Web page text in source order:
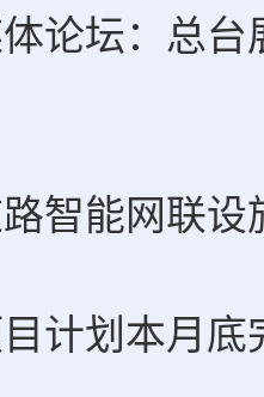
论坛：总台
智能网联设
计划本月底